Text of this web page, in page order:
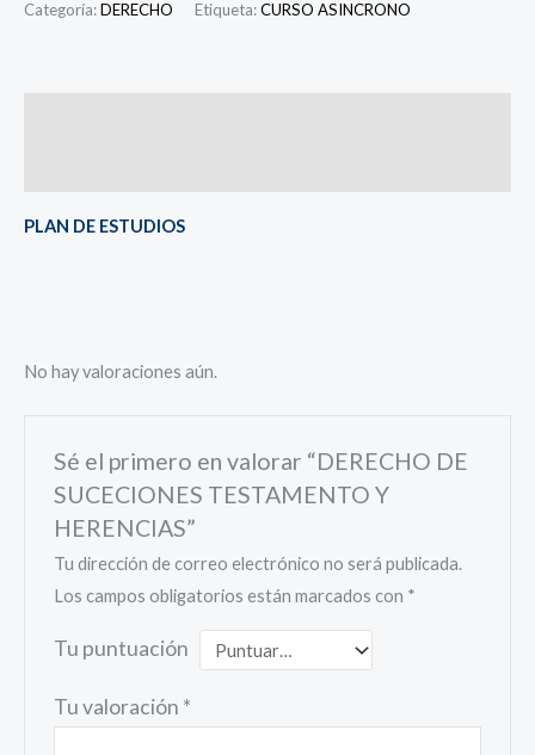
Categoría:DERECHO Etiqueta:CURSO ASINCRONO
PLAN DE ESTUDIOS
No hay valoraciones aún.
Sé el primero en valorar “DERECHO DE
SUCECIONES TESTAMENTO Y
HERENCIAS”
Tu dirección de correo electrónico no será publicada.
Los campos obligatorios están marcados con *
Tu puntuación
Tu valoración *